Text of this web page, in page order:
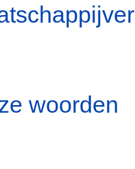
woorden